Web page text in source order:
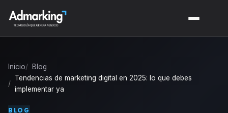
Inicio
Blog
Tendencias de marketing digital en 2025: lo que debes
implementar ya
BLOG